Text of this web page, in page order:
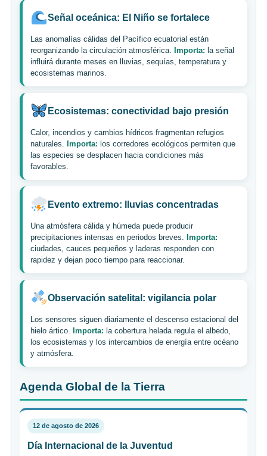
Señal oceánica: El Niño se fortalece
Las anomalías cálidas del Pacífico ecuatorial están
reorganizando la circulación atmosférica.
Importa: la señal
influirá durante meses en lluvias, sequías, temperatura y
ecosistemas marinos.
Ecosistemas: conectividad bajo presión
Calor, incendios y cambios hídricos fragmentan refugios
naturales.
Importa: los corredores ecológicos permiten que
las especies se desplacen hacia condiciones más
favorables.
Evento extremo: lluvias concentradas
Una atmósfera cálida y húmeda puede producir
precipitaciones intensas en periodos breves.
Importa:
ciudades, cauces pequeños y laderas responden con
rapidez y dejan poco tiempo para reaccionar.
Observación satelital: vigilancia polar
Los sensores siguen diariamente el descenso estacional del
hielo ártico.
Importa: la cobertura helada regula el albedo,
los ecosistemas y los intercambios de energía entre océano
y atmósfera.
Agenda Global de la Tierra
12 de agosto de 2026
Día Internacional de la Juventud